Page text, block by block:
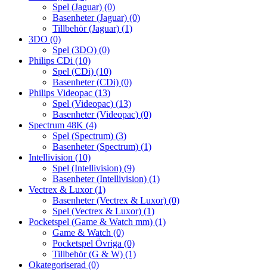
Spel (Jaguar) (0)
Basenheter (Jaguar) (0)
Tillbehör (Jaguar) (1)
3DO (0)
Spel (3DO) (0)
Philips CDi (10)
Spel (CDi) (10)
Basenheter (CDi) (0)
Philips Videopac (13)
Spel (Videopac) (13)
Basenheter (Videopac) (0)
Spectrum 48K (4)
Spel (Spectrum) (3)
Basenheter (Spectrum) (1)
Intellivision (10)
Spel (Intellivision) (9)
Basenheter (Intellivision) (1)
Vectrex & Luxor(1)
Basenheter (Vectrex & Luxor) (0)
Spel (Vectrex & Luxor) (1)
Pocketspel (Game & Watch mm) (1)
Game & Watch (0)
Pocketspel Övriga (0)
Tillbehör (G & W) (1)
Okategoriserad (0)